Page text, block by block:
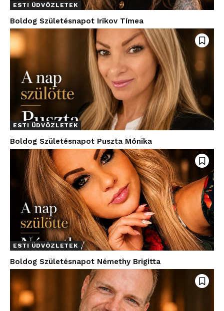
ESTI ÜDVÖZLETEK
Boldog Születésnapot Irikov Tímea
ESTI ÜDVÖZLETEK
Boldog Születésnapot Puszta Mónika
ESTI ÜDVÖZLETEK
Boldog Születésnapot Némethy Brigitta